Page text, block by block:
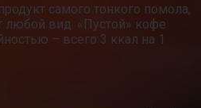
самого тонкого помола,
любой вид. «Пустой» кофе
– всего 3 ккал на 1